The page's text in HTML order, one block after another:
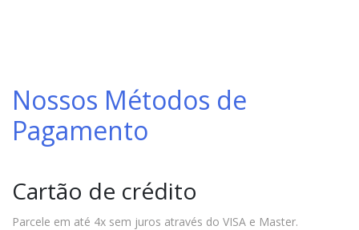
Nossos Métodos de
Pagamento
Cartão de crédito
Parcele em até 4x sem juros através do VISA e Master.